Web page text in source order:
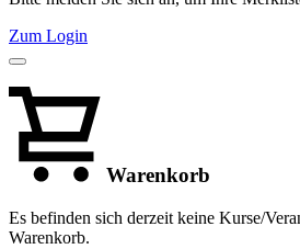
Zum Login
Warenkorb
Es befinden sich derzeit keine Kurse/
Warenkorb.